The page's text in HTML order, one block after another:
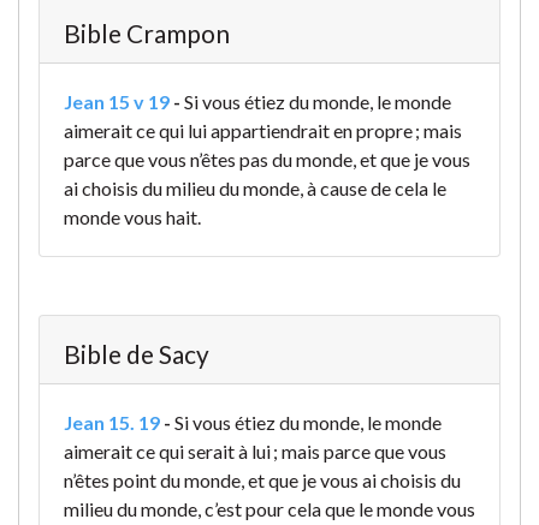
Bible Crampon
Jean 15 v 19 - Si vous étiez du monde, le monde
aimerait ce qui lui appartiendrait en propre ; mais
parce que vous n’êtes pas du monde, et que je vous
ai choisis du milieu du monde, à cause de cela le
monde vous hait.
Bible de Sacy
Jean 15. 19 - Si vous étiez du monde, le monde
aimerait ce qui serait à lui ; mais parce que vous
n’êtes point du monde, et que je vous ai choisis du
milieu du monde, c’est pour cela que le monde vous